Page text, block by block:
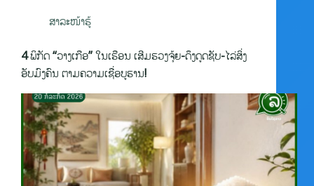
ສາລະໜ້າຮູ້
4 ພິກັດ “ວາງເກືອ” ໃນເຮືອນ ເສີມຮວງຈຸ້ຍ-ດຶງດູດຊັບ-ໄລ່ສິ່ງ
ອັບມົງຄົນ ຕາມຄວາມເຊື່ອບູຮານ!